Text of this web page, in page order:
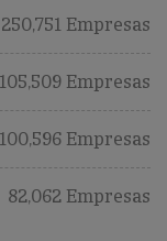
250,751 Empresas
105,509 Empresas
100,596 Empresas
82,062 Empresas